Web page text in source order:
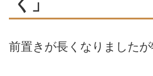
前置きが長くなりましたが